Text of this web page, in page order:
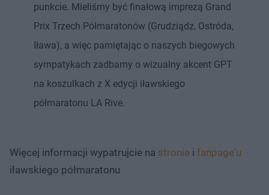
punkcie. Mieliśmy być finałową imprezą Grand
Prix Trzech Półmaratonów (Grudziądz, Ostróda,
Iława), a więc pamiętając o naszych biegowych
sympatykach zadbamy o wizualny akcent GPT
na koszulkach z X edycji iławskiego
półmaratonu LA Rive.
Więcej informacji wypatrujcie na stronie i fanpage'u
iławskiego półmaratonu